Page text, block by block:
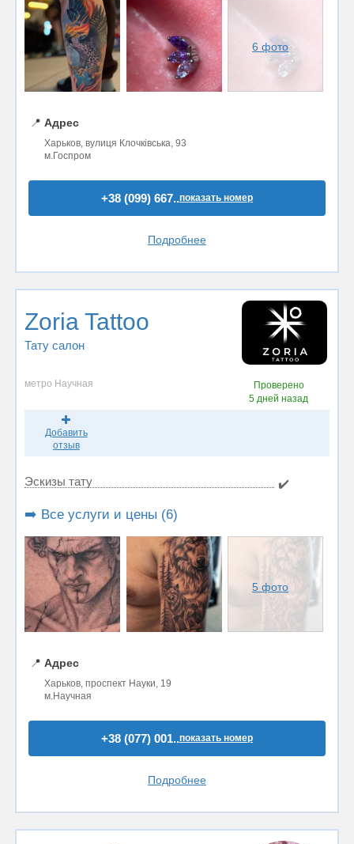
6 фото
📍 Адрес
Харьков, вулиця Клочківська, 93
м.Госпром
+38 (099) 667..показать номер
Подробнее
Zoria Tattoo
Тату салон
метро Научная
Проверено
5 дней назад
Добавить
отзыв
Эскизы тату ✔️
➡️ Все услуги и цены (6)
5 фото
📍 Адрес
Харьков, проспект Науки, 19
м.Научная
+38 (077) 001..показать номер
Подробнее